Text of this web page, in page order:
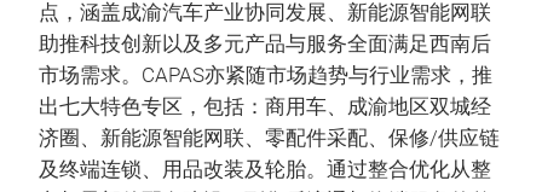
点，涵盖成渝汽车产业协同发展、新能源智能网联
助推科技创新以及多元产品与服务全面满足西南后
市场需求。CAPAS亦紧随市场趋势与行业需求，推
出七大特色专区，包括：商用车、成渝地区双城经
济圈、新能源智能网联、零配件采配、保修/供应链
及终端连锁、用品改装及轮胎。通过整合优化从整